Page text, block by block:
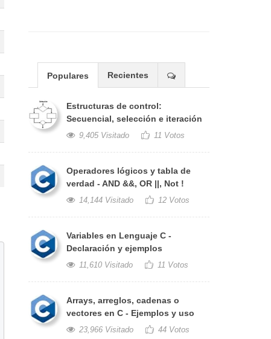
Populares Recientes
Estructuras de control:
Secuencial, selección e iteración
9,405 Visitado 11 Votos
Operadores lógicos y tabla de
verdad - AND &&, OR ||, Not !
14,144 Visitado 12 Votos
Variables en Lenguaje C -
Declaración y ejemplos
11,610 Visitado 11 Votos
Arrays, arreglos, cadenas o
vectores en C - Ejemplos y uso
23,966 Visitado 44 Votos